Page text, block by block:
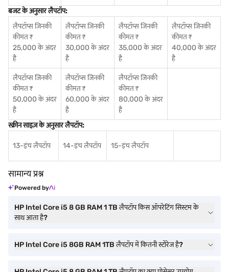
बजट के अनुसार लैपटॉप:
लैपटॉप्स जिनकी
कीमत ₹
25,000 के अंदर
है
लैपटॉप्स जिनकी
कीमत ₹
30,000 के अंदर
है
लैपटॉप्स जिनकी
कीमत ₹
35,000 के अंदर
है
लैपटॉप्स जिनकी
कीमत ₹
40,000 के अंदर
है
लैपटॉप्स जिनकी
कीमत ₹
50,000 के अंदर
है
लैपटॉप्स जिनकी
कीमत ₹
60,000 के अंदर
है
लैपटॉप्स जिनकी
कीमत ₹
80,000 के अंदर
है
स्क्रीन साइज़ के अनुसार लैपटॉप:
13-इंच लैपटॉप 14-इंच लैपटॉप 15-इंच लैपटॉप
सामान्य प्रश्न
Powered by
HP Intel Core i5 8 GB RAM 1 TB लैपटॉप किस ऑपरेटिंग सिस्टम के
साथ आता है?
HP Intel Core i5 8GB RAM 1TB लैपटॉप में कितनी स्टोरेज है?